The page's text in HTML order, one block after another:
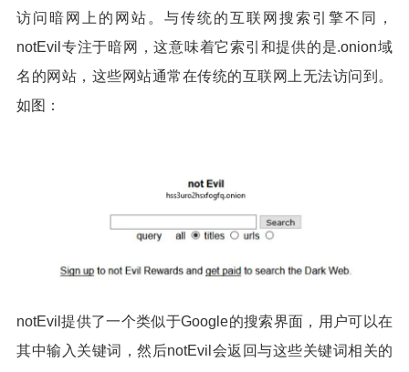
访问暗网上的网站。与传统的互联网搜索引擎不同，
notEvil专注于暗网，这意味着它索引和提供的是.onion域
名的网站，这些网站通常在传统的互联网上无法访问到。
如图：
notEvil提供了一个类似于Google的搜索界面，用户可以在
其中输入关键词，然后notEvil会返回与这些关键词相关的